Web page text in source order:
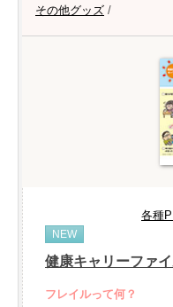
その他グッズ /
各種
NEW
健康キャリーファ
フレイルって何？